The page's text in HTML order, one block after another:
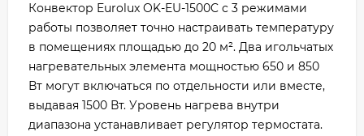
Конвектор Eurolux OK-EU-1500C с 3 режимами
работы позволяет точно настраивать температуру
в помещениях площадью до 20 м². Два игольчатых
нагревательных элемента мощностью 650 и 850
Вт могут включаться по отдельности или вместе,
выдавая 1500 Вт. Уровень нагрева внутри
диапазона устанавливает регулятор термостата.